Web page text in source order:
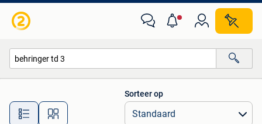
Alle afstanden…
Sorteer op